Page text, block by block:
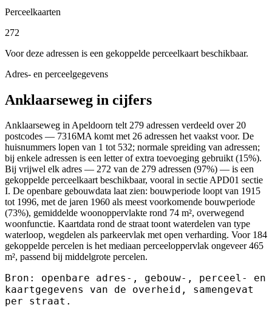
Perceelkaarten
272
Voor deze adressen is een gekoppelde perceelkaart beschikbaar.
Adres- en perceelgegevens
Anklaarseweg in cijfers
Anklaarseweg in Apeldoorn telt 279 adressen verdeeld over 20
postcodes — 7316MA komt met 26 adressen het vaakst voor. De
huisnummers lopen van 1 tot 532; normale spreiding van adressen;
bij enkele adressen is een letter of extra toevoeging gebruikt (15%).
Bij vrijwel elk adres — 272 van de 279 adressen (97%) — is een
gekoppelde perceelkaart beschikbaar, vooral in sectie APD01 sectie
I. De openbare gebouwdata laat zien: bouwperiode loopt van 1915
tot 1996, met de jaren 1960 als meest voorkomende bouwperiode
(73%), gemiddelde woonoppervlakte rond 74 m², overwegend
woonfunctie. Kaartdata rond de straat toont waterdelen van type
waterloop, wegdelen als parkeervlak met open verharding. Voor 184
gekoppelde percelen is het mediaan perceeloppervlak ongeveer 465
m², passend bij middelgrote percelen.
Bron: openbare adres-, gebouw-, perceel- en
kaartgegevens van de overheid, samengevat
per straat.